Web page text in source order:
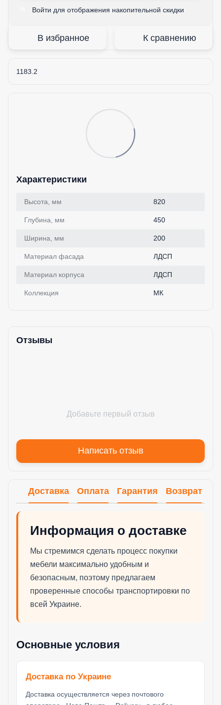
Войти для отображения накопительной скидки
В избранное К сравнению
1183.2
Характеристики
Высота, мм 820
Глубина, мм 450
Ширина, мм 200
Материал фасада ЛДСП
Материал корпуса ЛДСП
Коллекция МК
Отзывы
Добавьте первый отзыв
Написать отзыв
Доставка Оплата Гарантия Возврат
Информация о доставке
Мы стремимся сделать процесс покупки
мебели максимально удобным и
безопасным, поэтому предлагаем
проверенные способы транспортировки по
всей Украине.
Основные условия
Доставка по Украине
Доставка осуществляется через почтового